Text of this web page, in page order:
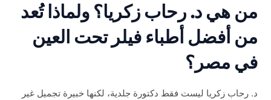
من هي د. رحاب زكريا؟ ولماذا تُعد
من أفضل أطباء فيلر تحت العين
في مصر؟
د. رحاب زكريا ليست فقط دكتورة جلدية، لكنها خبيرة تجميل غير